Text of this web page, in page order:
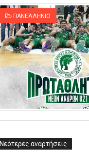
ΠΑΝΕΛΛΗΝΙΟ
Νεότερες αναρτήσεις